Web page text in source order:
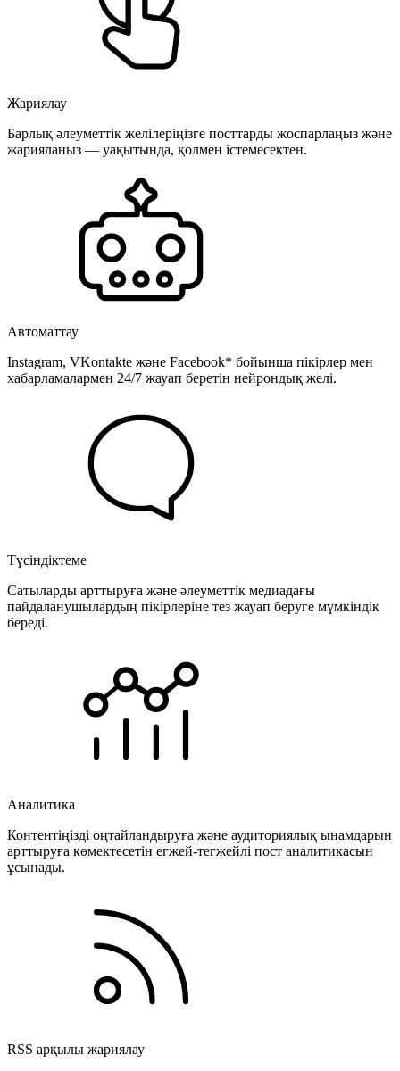
Жариялау
Барлық әлеуметтік желілеріңізге посттарды жоспарлаңыз және
жарияланыз — уақытында, қолмен істемесектен.
Автоматтау
Instagram, VKontakte және Facebook* бойынша пікірлер мен
хабарламалармен 24/7 жауап беретін нейрондық желі.
Түсіндіктеме
Сатыларды арттыруға және әлеуметтік медиадағы
пайдаланушылардың пікірлеріне тез жауап беруге мүмкіндік
береді.
Аналитика
Контентіңізді оңтайландыруға және аудиториялық ынамдарын
арттыруға көмектесетін егжей-тегжейлі пост аналитикасын
ұсынады.
RSS арқылы жариялау